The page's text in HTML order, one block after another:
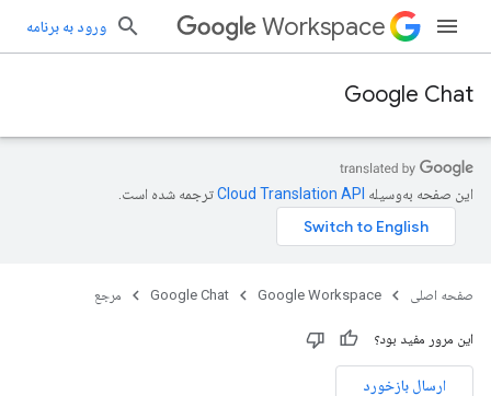
Workspace ورود به برنامه
Google Chat
این صفحه به‌وسیله ترجمه شده است.
صفحه اصلی Google Workspace
Google Chat مرجع
این مرور مفید بود؟
ارسال بازخورد